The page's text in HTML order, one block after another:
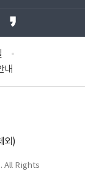
내
외)
All Rights